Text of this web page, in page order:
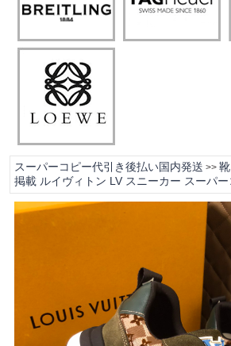
スーパーコピー代引き後払い国内発送 >> 靴
掲載 ルイヴィトン LV スニーカー スーパー